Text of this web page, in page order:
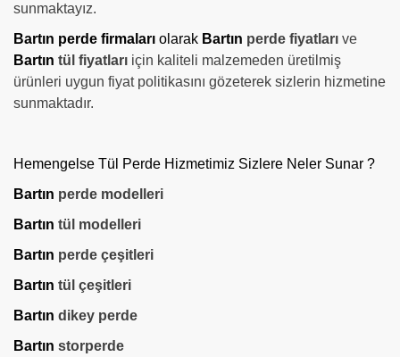
sunmaktayız.
Bartın perde firmaları olarak Bartın perde fiyatları ve
Bartın tül fiyatları için kaliteli malzemeden üretilmiş
ürünleri uygun fiyat politikasını gözeterek sizlerin hizmetine
sunmaktadır.
Hemengelse Tül Perde Hizmetimiz Sizlere Neler Sunar ?
Bartın perde modelleri
Bartın tül modelleri
Bartın perde çeşitleri
Bartın tül çeşitleri
Bartın dikey perde
Bartın storperde